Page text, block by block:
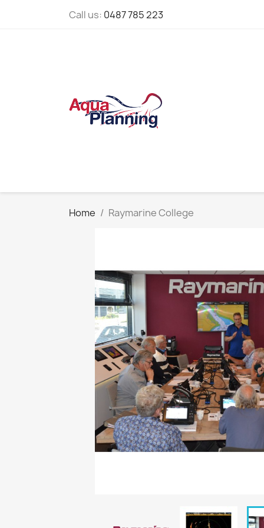
Call us: 0487 785 223
Home Raymarine College